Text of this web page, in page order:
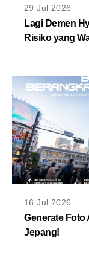
29 Jul 2026
Lagi Demen
Risiko yang
16 Jul 2026
Generate Foto
Jepang!